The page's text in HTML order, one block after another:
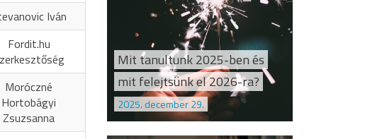
Iván
Fordit.hu
Moróczné
Hortobágyi
Zsuzsanna
Mit tanultunk 2025-ben és
mit felejtsünk el 2026-ra?
2025. december 29.